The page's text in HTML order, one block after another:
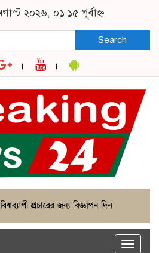
২০২৬, ০১:১৫ পূর্বাহ্ন
Search
Toggle